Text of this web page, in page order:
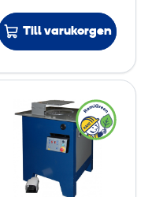
a
r
e
3
0
m
,
Till varukorgen
r
m
e